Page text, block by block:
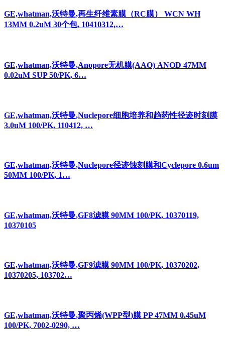
GE,whatman,沃特曼,再生纤维素膜（RC膜） WCN WH
13MM 0.2uM 30个包, 10410312,…
GE,whatman,沃特曼,Anopore无机膜(AAO) ANOD 47MM
0.02uM SUP 50/PK, 6…
GE,whatman,沃特曼,Nuclepore细胞培养和趋药性径迹时刻膜
3.0uM 100/PK, 110412, …
GE,whatman,沃特曼,Nuclepore径迹蚀刻膜和Cyclepore 0.6um
50MM 100/PK, 1…
GE,whatman,沃特曼,GF8滤膜 90MM 100/PK, 10370119,
10370105
GE,whatman,沃特曼,GF9滤膜 90MM 100/PK, 10370202,
10370205, 103702…
GE,whatman,沃特曼,聚丙烯(WPP型)膜 PP 47MM 0.45uM
100/PK, 7002-0290, …